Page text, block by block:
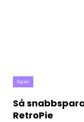
Spel
Så
RetroPie